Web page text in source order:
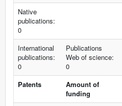
Native
publications:
0
International
publications:
0
Publications
Web of science:
0
Patents
Amount of
funding